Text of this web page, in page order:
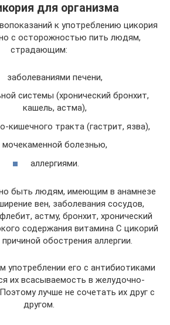
для организма
к употреблению цикория
с осторожностью пить людям,
страдающим:
заболеваниями печени,
системы (хронический бронхит,
кашель, астма),
кишечного тракта (гастрит, язва),
мочекаменной болезнью,
аллергиями.
быть людям, имеющим в анамнезе
вен, заболевания сосудов,
астму, бронхит, хронический
содержания витамина С цикорий
обострения аллергии.
употреблении его с антибиотиками
их всасываемость в желудочно-
лучше не сочетать их друг с
другом.